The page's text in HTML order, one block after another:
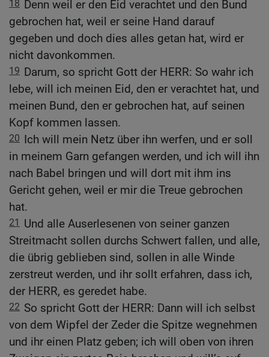
18 Denn weil er den Eid verachtet und den Bund
gebrochen hat, weil er seine Hand darauf
gegeben und doch dies alles getan hat, wird er
nicht davonkommen.
19 Darum, so spricht Gott der HERR: So wahr ich
lebe, will ich meinen Eid, den er verachtet hat, und
meinen Bund, den er gebrochen hat, auf seinen
Kopf kommen lassen.
20 Ich will mein Netz über ihn werfen, und er soll
in meinem Garn gefangen werden, und ich will ihn
nach Babel bringen und will dort mit ihm ins
Gericht gehen, weil er mir die Treue gebrochen
hat.
21
Und alle Auserlesenen von seiner ganzen
Streitmacht sollen durchs Schwert fallen, und alle,
die übrig geblieben sind, sollen in alle Winde
zerstreut werden, und ihr sollt erfahren, dass ich,
der HERR, es geredet habe.
22 So spricht Gott der HERR: Dann will ich selbst
von dem Wipfel der Zeder die Spitze wegnehmen
und ihr einen Platz geben; ich will oben von ihren